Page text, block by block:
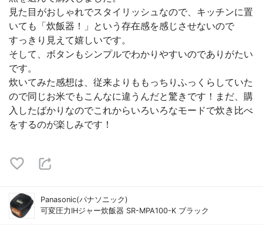
見た目がおしゃれでスタイリッシュなので、キッチンに置
いても「炊飯器！」という存在感を感じさせないので
すっきり見えて嬉しいです。
そして、ボタンもシンプルでわかりやすいのでありがたい
です。
炊いてみた感想は、従来よりももっちりふっくらしていた
ので同じお米でもこんなに違うんだと驚きです！まだ、購
入したばかりなのでこれからいろいろなモードで炊き比べ
をするのが楽しみです！
Panasonic(パナソニック)
可変圧力IHジャー炊飯器 SR-MPA100-K ブラック